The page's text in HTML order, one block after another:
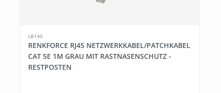
LB145
RENKFORCE RJ45 NETZWERKKABEL/PATCHKABEL
CAT 5E 1M GRAU MIT RASTNASENSCHUTZ -
RESTPOSTEN